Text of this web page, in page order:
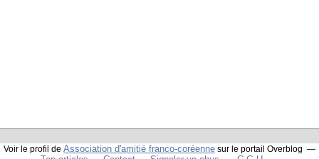
Voir le profil de Association d'amitié franco-coréenne sur le portail Overblog